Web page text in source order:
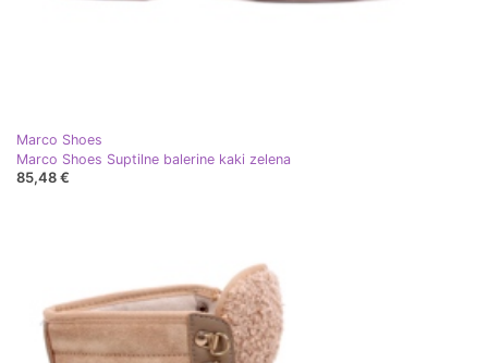
Marco Shoes
Marco Shoes Suptilne balerine kaki zelena
85,48 €